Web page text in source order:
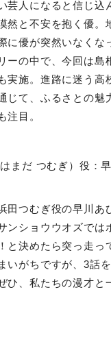
芸人になると信じ込
然と不安を抱く優。
に優が突然いなくな
ーの中で、今回は島
実施。進路に迷う高
じて、ふるさとの魅
注目。
はまだ つむぎ）役：
田つむぎ役の早川あ
ンショウウオズでは
と決めたら突っ走っ
いがちですが、3話
ひ、私たちの漫才と